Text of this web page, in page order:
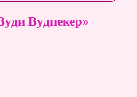
Вудпекер»